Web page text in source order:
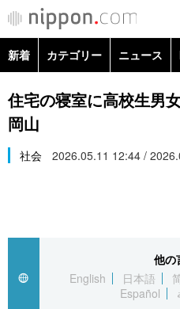
カテゴリー
経済・ビジネス
国際
トップ
アーカイブ
In-depth
Japan Data
新着 カテゴリー ニュース
政治・外交
経済・ビジネス
住宅の寝室に高校生男
岡山
社会 2026.05.11 12:44 /
他の
English
日本語
Español